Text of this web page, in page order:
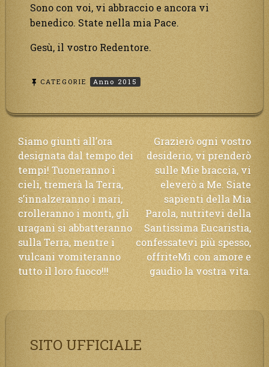
Sono con voi, vi abbraccio e ancora vi
benedico. State nella mia Pace.
Gesù, il vostro Redentore.
CATEGORIE Anno 2015
Navigazione
articoli
Siamo giunti all’ora
designata dal tempo dei
tempi! Tuoneranno i
cieli, tremerà la Terra,
s’innalzeranno i mari,
crolleranno i monti, gli
uragani si abbatteranno
sulla Terra, mentre i
vulcani vomiteranno
tutto il loro fuoco!!!
Grazierò ogni vostro
desiderio, vi prenderò
sulle Mie braccia, vi
eleverò a Me. Siate
sapienti della Mia
Parola, nutritevi della
Santissima Eucaristia,
confessatevi più spesso,
offriteMi con amore e
gaudio la vostra vita.
SITO UFFICIALE